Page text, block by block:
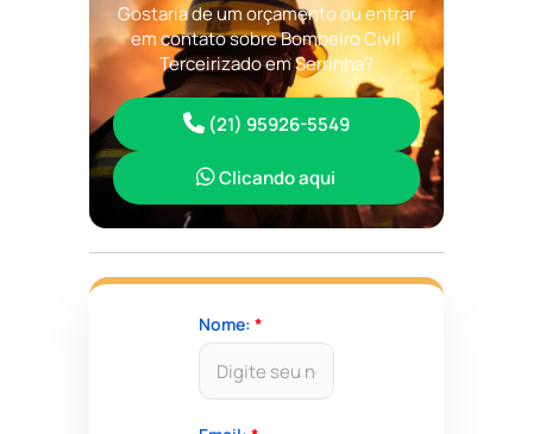
Gostaria de um orçamento ou entrar
em contato sobre Bombeiro Civil
Terceirizado em Serrinha?
(21) 95926-5549
Clicando aqui
Nome: *